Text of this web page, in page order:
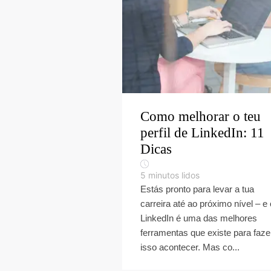
Como melhorar o teu
perfil de LinkedIn: 11
Dicas
5 minutos lidos
Estás pronto para levar a tua
carreira até ao próximo nível – e
LinkedIn é uma das melhores
ferramentas que existe para
isso acontecer. Mas co...